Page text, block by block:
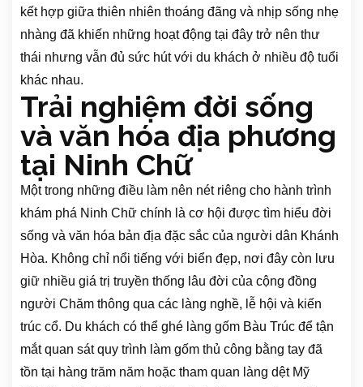
kết hợp giữa thiên nhiên thoáng đãng và nhịp sống nhẹ
nhàng đã khiến những hoạt động tại đây trở nên thư
thái nhưng vẫn đủ sức hút với du khách ở nhiều độ tuổi
khác nhau.
Trải nghiệm đời sống
và văn hóa địa phương
tại Ninh Chữ
Một trong những điều làm nên nét riêng cho hành trình
khám phá Ninh Chữ chính là cơ hội được tìm hiểu đời
sống và văn hóa bản địa đặc sắc của người dân Khánh
Hòa. Không chỉ nổi tiếng với biển đẹp, nơi đây còn lưu
giữ nhiều giá trị truyền thống lâu đời của cộng đồng
người Chăm thông qua các làng nghề, lễ hội và kiến
trúc cổ. Du khách có thể ghé làng gốm Bàu Trúc để tận
mắt quan sát quy trình làm gốm thủ công bằng tay đã
tồn tại hàng trăm năm hoặc tham quan làng dệt Mỹ